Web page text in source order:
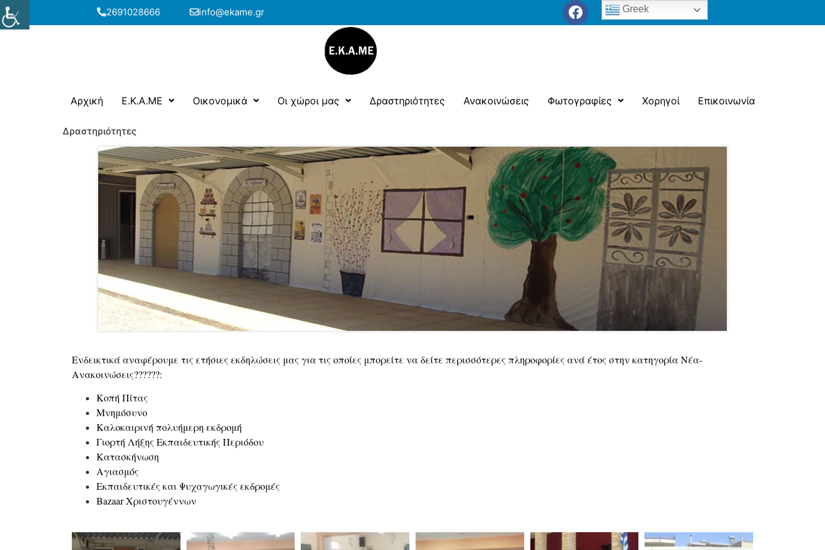
2691028666 info@ekame.gr Greek
Αρχική E.K.A.ME Οικονομικά Οι χώροι μας Δραστηριότητες Ανακοινώσεις Φωτογραφίες Χορηγοί Επικοινωνία
Δραστηριότητες
Ενδεικτικά αναφέρουμε τις ετήσιες εκδηλώσεις μας για τις οποίες μπορείτε να δείτε περισσότερες πληροφορίες ανά έτος στην κατηγορία Νέα-
Ανακοινώσεις??????:
Κοπή Πίτας
Μνημόσυνο
Καλοκαιρινή πολυήμερη εκδρομή
Γιορτή Λήξης Εκπαιδευτικής Περιόδου
Κατασκήνωση
Αγιασμός
Εκπαιδευτικές και Ψυχαγωγικές εκδρομές
Bazaar Χριστουγέννων